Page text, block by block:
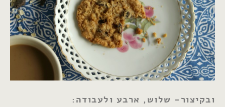
ובקיצור- שלוש, ארבע ולעבודה: